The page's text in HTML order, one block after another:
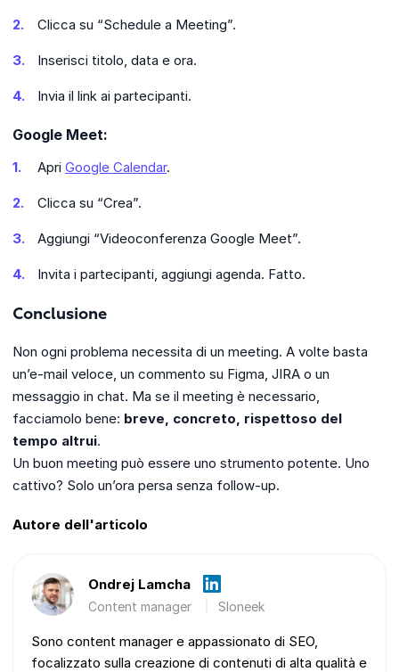
Clicca su “Schedule a Meeting”.
Inserisci titolo, data e ora.
Invia il link ai partecipanti.
Google Meet:
Apri Google Calendar.
Clicca su “Crea”.
Aggiungi “Videoconferenza Google Meet”.
Invita i partecipanti, aggiungi agenda. Fatto.
Conclusione
Non ogni problema necessita di un meeting. A volte basta
un’e-mail veloce, un commento su Figma, JIRA o un
messaggio in chat. Ma se il meeting è necessario,
facciamolo bene: breve, concreto, rispettoso del
tempo altrui.
Un buon meeting può essere uno strumento potente. Uno
cattivo? Solo un’ora persa senza follow-up.
Autore dell'articolo
Ondrej Lamcha
Content manager Sloneek
Sono content manager e appassionato di SEO,
focalizzato sulla creazione di contenuti di alta qualità e